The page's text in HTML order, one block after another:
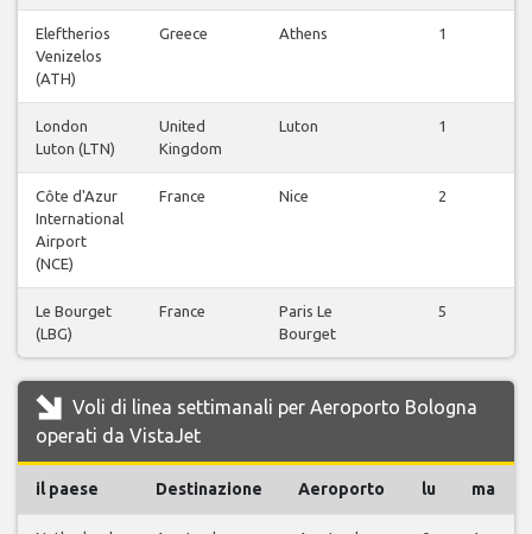
Eleftherios
Venizelos
(ATH)
Greece Athens 1
London
Luton (LTN)
United
Kingdom
Luton 1
Côte d'Azur
International
Airport
(NCE)
France Nice 2
Le Bourget
(LBG)
France
Paris Le
Bourget
5
Voli di linea settimanali per Aeroporto Bologna
operati da VistaJet
il paese Destinazione Aeroporto lu ma